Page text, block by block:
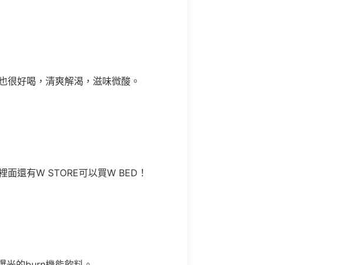
很好喝，清爽解渴，滋味微酸。
還有W STORE可以買W BED！